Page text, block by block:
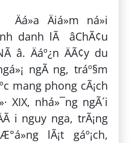
Äiá»m ná»i
danh lÃ âChÃ¢u
â. Äáº¿n ÄÃ¢y du
ngÃ ng, tráº§m
mang phong cÃ¡ch
XIX, nhá»¯ng ngÃ´i
i nguy nga, trÃ¡ng
lÃ¡t gáº¡ch,